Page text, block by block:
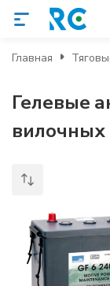
Главная
Гелевые
вилочных